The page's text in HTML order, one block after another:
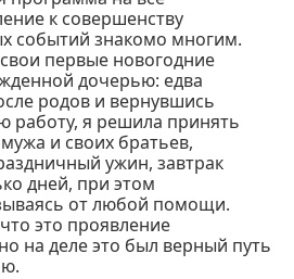
к совершенству
событий знакомо многим.
первые новогодние
дочерью: едва
родов и вернувшись
работу, я решила принять
и своих братьев,
ужин, завтрак
дней, при этом
от любой помощи.
это проявление
на деле это был верный путь